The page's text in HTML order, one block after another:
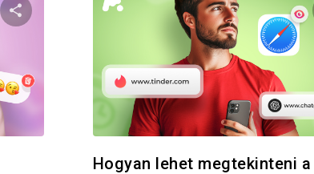
Facebook Link másolása
Hogyan lehet megtekinteni a